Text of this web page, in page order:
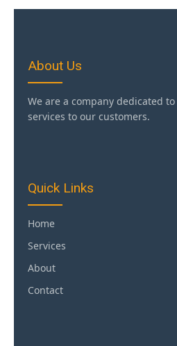
About Us
We are a company dedicated
services to our customers.
Quick Links
Home
Services
About
Contact